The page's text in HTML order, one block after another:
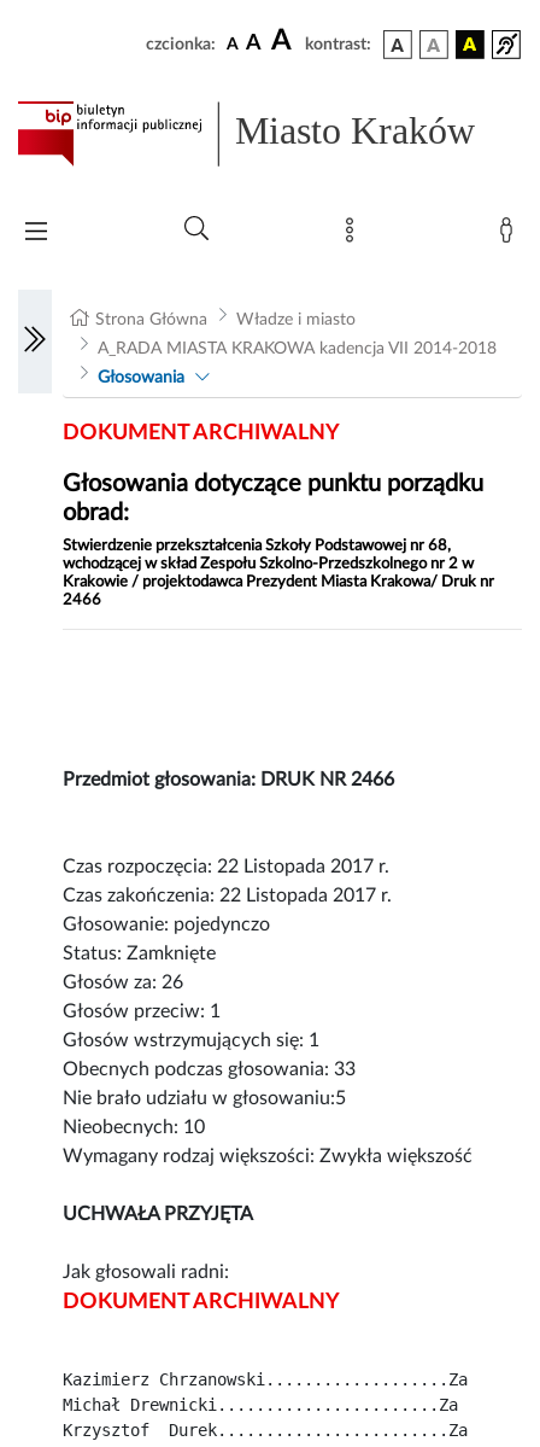
czcionka: A A A kontrast:
Miasto Kraków
Strona Główna
Władze i miasto
A_RADA MIASTA KRAKOWA kadencja VII 2014-2018
Głosowania
DOKUMENT ARCHIWALNY
Głosowania dotyczące punktu porządku
obrad:
Stwierdzenie przekształcenia Szkoły Podstawowej nr 68,
wchodzącej w skład Zespołu Szkolno-Przedszkolnego nr 2 w
Krakowie / projektodawca Prezydent Miasta Krakowa/ Druk nr
2466
Przedmiot głosowania: DRUK NR 2466
Czas rozpoczęcia: 22 Listopada 2017 r.
Czas zakończenia: 22 Listopada 2017 r.
Głosowanie: pojedynczo
Status: Zamknięte
Głosów za: 26
Głosów przeciw: 1
Głosów wstrzymujących się: 1
Obecnych podczas głosowania: 33
Nie brało udziału w głosowaniu:5
Nieobecnych: 10
Wymagany rodzaj większości: Zwykła większość
UCHWAŁA PRZYJĘTA
Jak głosowali radni:
DOKUMENT ARCHIWALNY
Kazimierz Chrzanowski...................Za
Michał Drewnicki.......................Za
Krzysztof  Durek........................Za